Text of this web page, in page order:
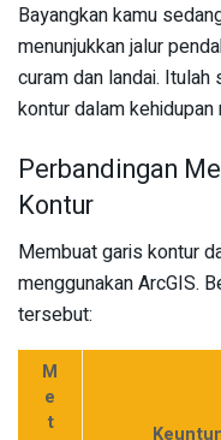
Bayangkan kamu
menunjukkan jalur
curam dan landai.
kontur dalam kehidupan
Perbandingan
Kontur
Membuat garis kontur
menggunakan ArcGIS.
tersebut:
M
e
t